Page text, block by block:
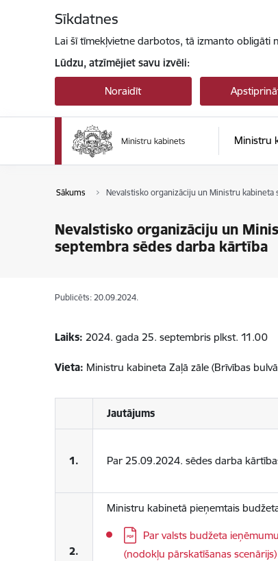
Sīkdatnes
Lai šī tīmekļvietne darbotos, tā izmanto obligāti
Lūdzu, atzīmējiet savu izvēli:
Noraidīt
Ministru
Sākums Nevalstisko organizāciju un Ministru
Nevalstisko organizāciju un
septembra sēdes darba kārtība
Publicēts: 20.09.2024.
Laiks: 2024. gada 25. septembris plkst. 11.00
Vieta: Ministru kabineta Zaļā zāle (Brīvības
Jautājums
1. Par 25.09.2024. sēdes darba
2.
Ministru kabinetā pieņemtais
Lejupielādēt:
Par valsts budžeta
(nodokļu pārskatīšanas scenārijs)